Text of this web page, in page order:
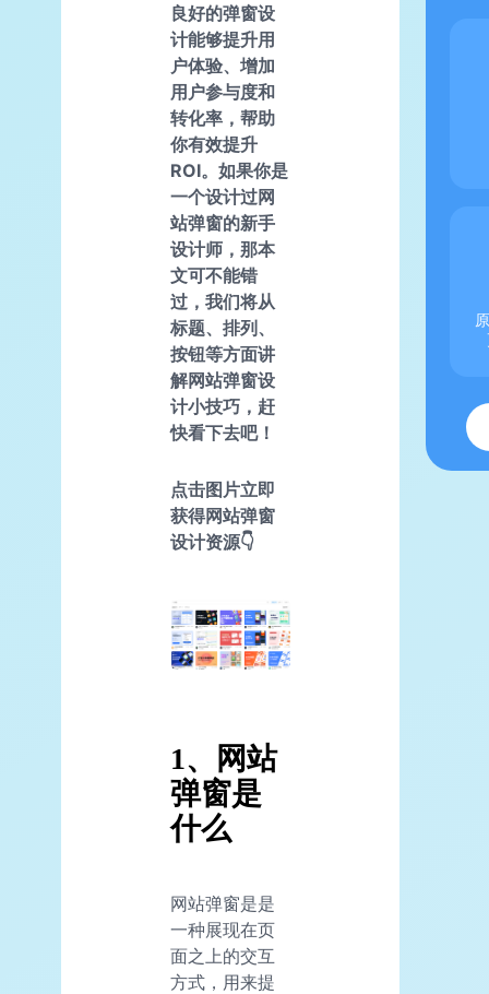
良好的弹窗设
计能够提升用
户体验、增加
用户参与度和
转化率，帮助
你有效提升
ROI。如果你是
一个设计过网
站弹窗的新手
设计师，那本
文可不能错
过，我们将从
标题、排列、
按钮等方面讲
解网站弹窗设
计小技巧，赶
快看下去吧！
点击图片立即
获得网站弹窗
设计资源👇
1、网站
弹窗是
什么
网站弹窗是是
一种展现在页
面之上的交互
方式，用来提